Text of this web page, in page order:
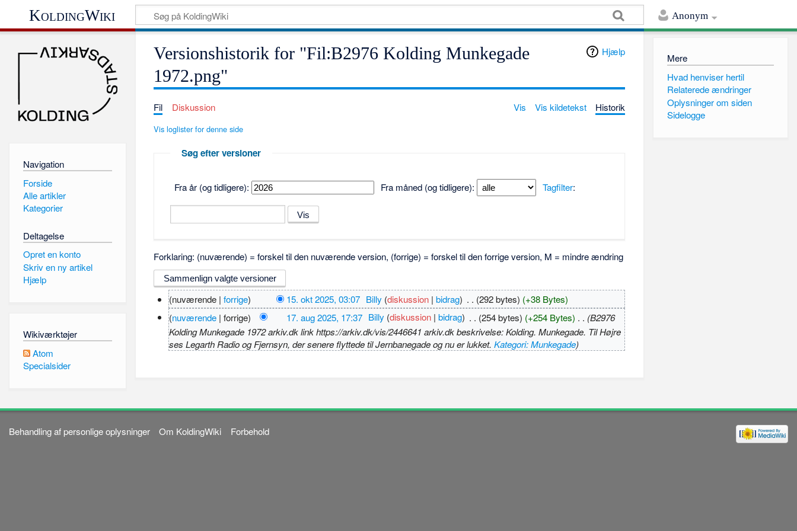
Anonym
KoldingWiki
Hjælp
Versionshistorik for "Fil:B2976 Kolding Munkegade
1972.png"
Fil Diskussion Vis Vis kildetekst Historik
Vis loglister for denne side
Søg efter versioner
Fra år (og tidligere): Fra måned (og tidligere): Tagfilter:
Forklaring: (nuværende) = forskel til den nuværende version, (forrige) = forskel til den forrige version, M = mindre ændring
(nuværende | forrige) 15. okt 2025, 03:07 Billy (diskussion |bidrag) . . (292 bytes) (+38 Bytes)
(nuværende| forrige) 17. aug 2025, 17:37 Billy (diskussion |bidrag) (254 bytes) (+254 Bytes)
(B2976
Kolding Munkegade 1972 arkiv.dk link https://arkiv.dk/vis/2446641 arkiv.dk beskrivelse: Kolding. Munkegade. Til Højre
ses Legarth Radio og Fjernsyn, der senere flyttede til Jernbanegade og nu er lukket. Kategori: Munkegade)
Navigation
Forside
Alle artikler
Kategorier
Deltagelse
Opret en konto
Skriv en ny artikel
Hjælp
Wikiværktøjer
Atom
Specialsider
Mere
Hvad henviser hertil
Relaterede ændringer
Oplysninger om siden
Sidelogge
Behandling af personlige oplysninger Om KoldingWiki Forbehold